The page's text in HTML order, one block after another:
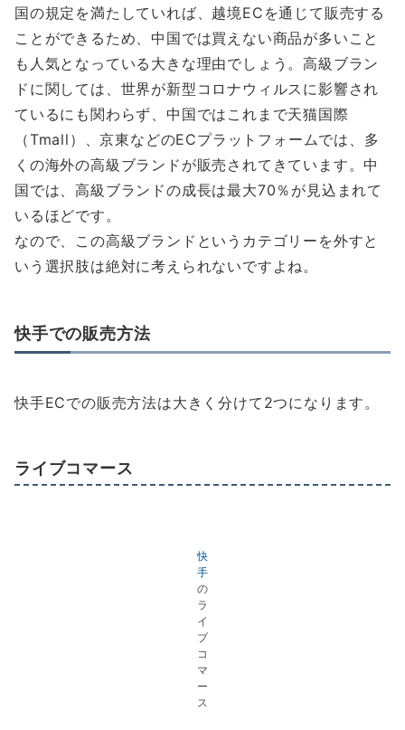
国の規定を満たしていれば、越境ECを通じて販売する
ことができるため、中国では買えない商品が多いこと
も人気となっている大きな理由でしょう。高級ブラン
ドに関しては、世界が新型コロナウィルスに影響され
ているにも関わらず、中国ではこれまで天猫国際
（Tmall）、京東などのECプラットフォームでは、多
くの海外の高級ブランドが販売されてきています。中
国では、高級ブランドの成長は最大70％が見込まれて
いるほどです。
なので、この高級ブランドというカテゴリーを外すと
いう選択肢は絶対に考えられないですよね。
快手での販売方法
快手ECでの販売方法は大きく分けて2つになります。
ライブコマース
快
手
の
ラ
イ
ブ
コ
マ
ー
ス